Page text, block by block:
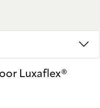
Luxaflex®